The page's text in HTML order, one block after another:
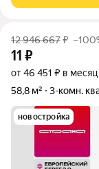
12 946 667₽
11 ₽
от 46 451 ₽ в месяц
58,8 м²
3-комн.
новостройка